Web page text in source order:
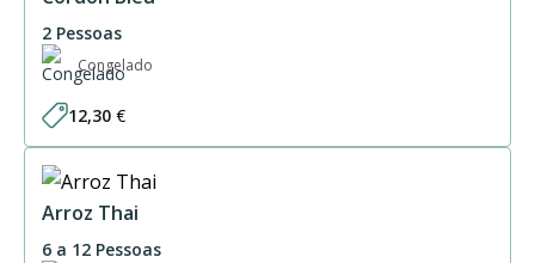
2 Pessoas
Congelado
12,30 €
Arroz Thai
6 a 12 Pessoas